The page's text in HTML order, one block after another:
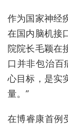
作为国家神经
在国内脑机接
院院长毛颖在
口并非包治百
心目标，是实
量。”
在博睿康首例